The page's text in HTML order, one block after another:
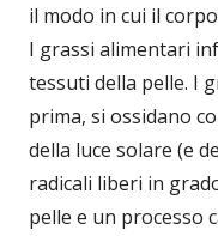
il modo in cui il
I grassi alimentari
tessuti della pelle. I
prima, si ossidano
della luce solare (e
radicali liberi in
pelle e un processo